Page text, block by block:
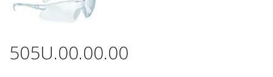
505U.00.00.00